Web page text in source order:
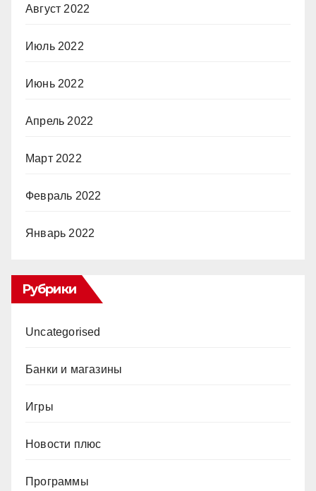
Август 2022
Июль 2022
Июнь 2022
Апрель 2022
Март 2022
Февраль 2022
Январь 2022
Рубрики
Uncategorised
Банки и магазины
Игры
Новости плюс
Программы